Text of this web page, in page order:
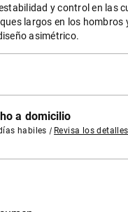
y control en las
largos en los hombros
asimétrico.
a domicilio
habiles | Revisa los detalles